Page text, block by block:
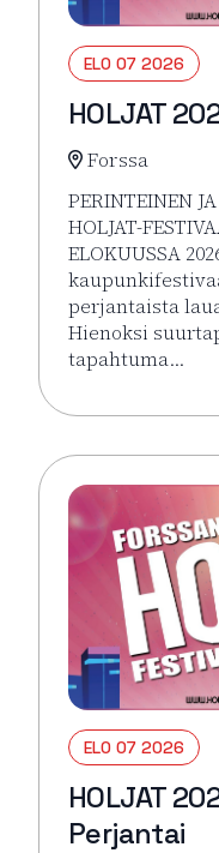
ELO 07 2026
HOLJAT
Forssa
PERINTEINEN
HOLJAT-
ELOKUUSSA
perjantaista
Hienoksi
tapahtuma…
Lue lisää
ELO 07 2026
HOLJAT
Perjantai